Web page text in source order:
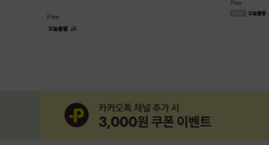
Free
Free